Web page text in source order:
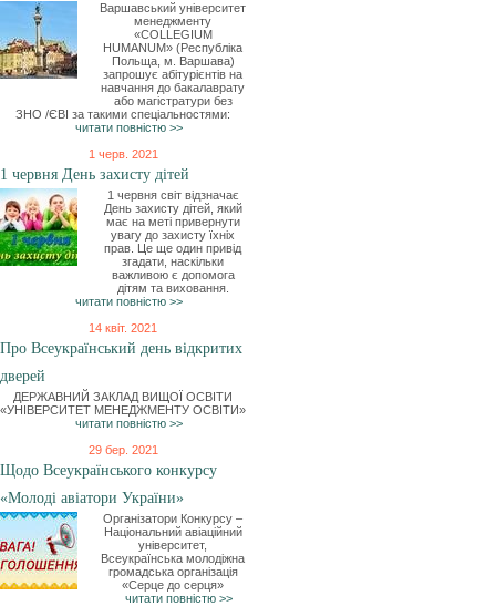
Варшавський університет
менеджменту
«COLLEGIUM
HUMANUM» (Республіка
Польща, м. Варшава)
запрошує абітурієнтів на
навчання до бакалаврату
або магістратури без
ЗНО /ЄВІ за такими спеціальностями:
читати повністю >>
1 черв. 2021
1 червня День захисту дітей
1 червня світ відзначає
День захисту дітей, який
має на меті привернути
увагу до захисту їхніх
прав. Це ще один привід
згадати, наскільки
важливою є допомога
дітям та виховання.
читати повністю >>
14 квіт. 2021
Про Всеукраїнський день відкритих
дверей
ДЕРЖАВНИЙ ЗАКЛАД ВИЩОЇ ОСВІТИ
«УНІВЕРСИТЕТ МЕНЕДЖМЕНТУ ОСВІТИ»
читати повністю >>
29 бер. 2021
Щодо Всеукраїнського конкурсу
«Молоді авіатори України»
Організатори Конкурсу –
Національний авіаційний
університет,
Всеукраїнська молодіжна
громадська організація
«Серце до серця»
читати повністю >>